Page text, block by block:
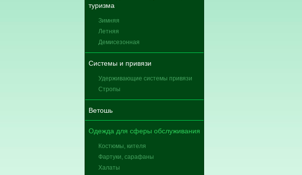
туризма
Зимняя
Летняя
Демисезонная
Системы и привязи
Удерживающие системы привязи
Стропы
Ветошь
Одежда для сферы обслуживания
Костюмы, кителя
Фартуки, сарафаны
Халаты